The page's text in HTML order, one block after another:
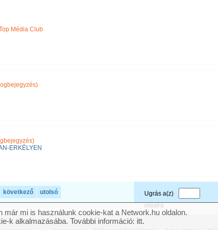
Média Club
ERKÉLYEN
Ugrás a(z)
oldalra
következő utolsó
már mi is használunk cookie-kat a Network.hu oldalon.
k alkalmazásába. További információ: itt.